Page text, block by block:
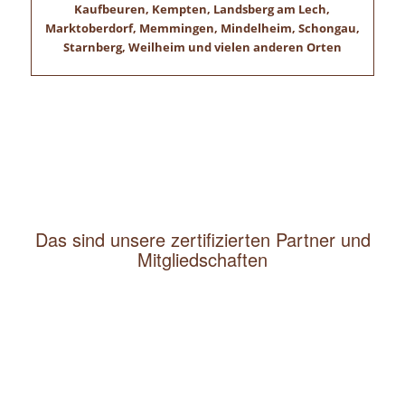
Kaufbeuren, Kempten, Landsberg am Lech,
Marktoberdorf, Memmingen, Mindelheim, Schongau,
Starnberg, Weilheim und vielen anderen Orten
Das sind unsere zertifizierten Partner und
Mitgliedschaften